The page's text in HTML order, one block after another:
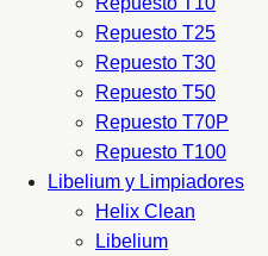
Repuesto T25
Repuesto T30
Repuesto T50
Repuesto T70P
Repuesto T100
Libelium y Limpiadores
Helix Clean
Libelium